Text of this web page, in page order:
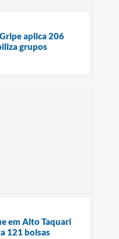
aplica 206
grupos
em Alto Taquari
121 bolsas